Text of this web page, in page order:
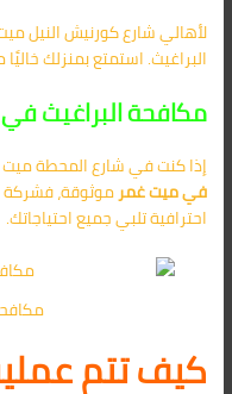
لأهالي شارع كورنيش النيل
البراغيث. استمتع بمنزلك
مكافحة البراغيث
إذا كنت في شارع المحطة
في ميت غمرموثوقة، فشركة
احترافية تلبي جميع احتياجاتك.
كيف تتم